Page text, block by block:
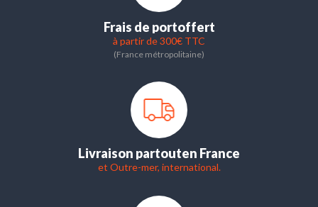
Frais de portoffert
à partir de 300€ TTC
(France métropolitaine)
Livraison partouten France
et Outre-mer, international.